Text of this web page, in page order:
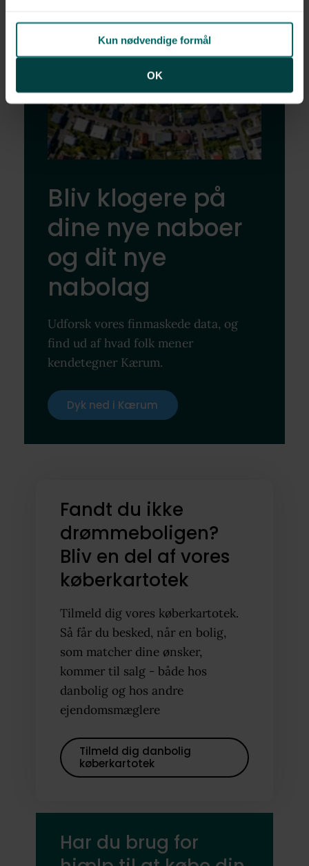
Kun nødvendige formål
OK
Bliv klogere på
dine nye naboer
og dit nye
nabolag
Udforsk vores finmaskede data, og
find ud af hvad folk mener
kendetegner Kærum.
Dyk ned i Kærum
Fandt du ikke
drømmeboligen?
Bliv en del af vores
køberkartotek
Tilmeld dig vores køberkartotek.
Så får du besked, når en bolig,
som matcher dine ønsker,
kommer til salg - både hos
danbolig og hos andre
ejendomsmæglere
Tilmeld dig danbolig
køberkartotek
Har du brug for